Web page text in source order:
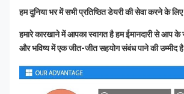
हम दुनिया भर में सभी प्रतिष्ठित डेयरी की सेवा करने के लिए
हमारे कारखाने में आपका स्वागत है हम ईमानदारी से आप
और भविष्य में एक जीत-जीत सहयोग संबंध पाने की उम्मीद